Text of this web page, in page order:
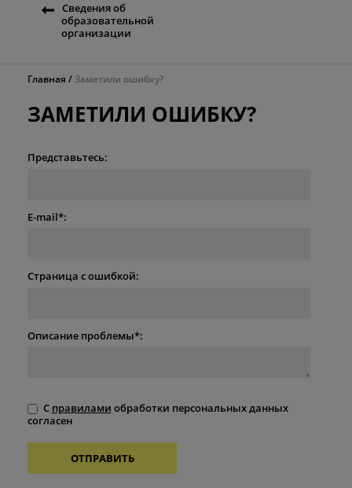
Сведения об
образовательной
организации
Главная Заметили ошибку?
ЗАМЕТИЛИ ОШИБКУ?
Представьтесь:
E-mail*:
Страница с ошибкой:
Описание проблемы*:
С правилами обработки персональных данных
согласен
ОТПРАВИТЬ